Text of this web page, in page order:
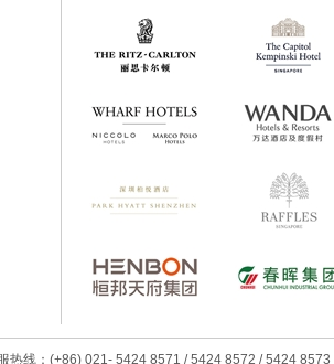
热线：(+86) 021- 5424 8571 / 5424 8572 / 5424 8573